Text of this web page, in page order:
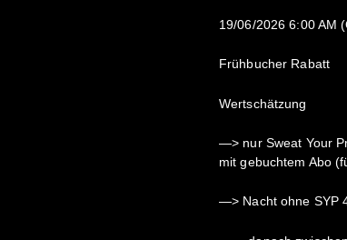
19/06/2026 6:00 AM
Frühbucher Rabatt
Wertschätzung
—> nur Sweat Your
mit gebuchtem Abo
—> Nacht ohne SYP